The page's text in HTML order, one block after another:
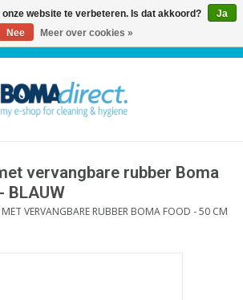
vervangbare rubber Boma
BLAUW
MET VERVANGBARE RUBBER BOMA FOOD - 50 CM
website te verbeteren. Is dat akkoord?
Ja
Nee
Meer over cookies »